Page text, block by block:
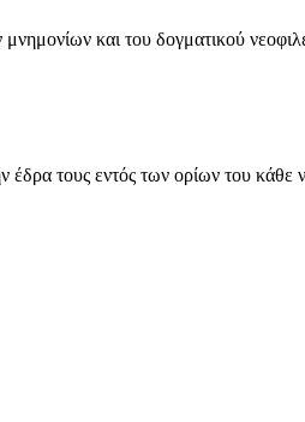
και του δογματικού
έδρα τους εντός των ορίων του κάθε